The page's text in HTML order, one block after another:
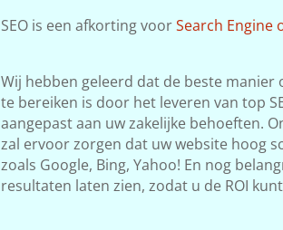
SEO is een afkorting voorSearch Engine
Wij hebben geleerd dat de beste manier
te bereiken is door het leveren van top
aangepast aan uw zakelijke behoeften.
zal ervoor zorgen dat uw website hoog
zoals Google, Bing, Yahoo! En nog
resultaten laten zien, zodat u de ROI